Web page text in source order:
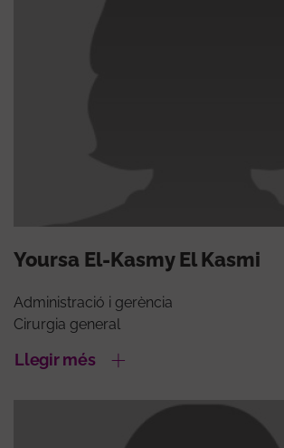
Yoursa El-Kasmy El Kasmi
Administració i gerència
Cirurgia general
Llegir més